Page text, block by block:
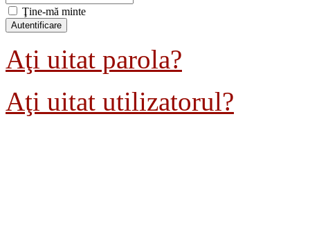
Ţine-mă minte
Aţi uitat parola?
Aţi uitat utilizatorul?